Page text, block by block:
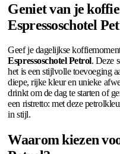
Geniet van je
Espressoschotel
Geef je dagelijkse
Espressoschotel Petrol. Deze
het is een stijlvolle toevoeging
diepe, rijke kleur en unieke
drinkt om de dag te starten of
een ristretto: met deze
in stijl.
Waarom kiezen